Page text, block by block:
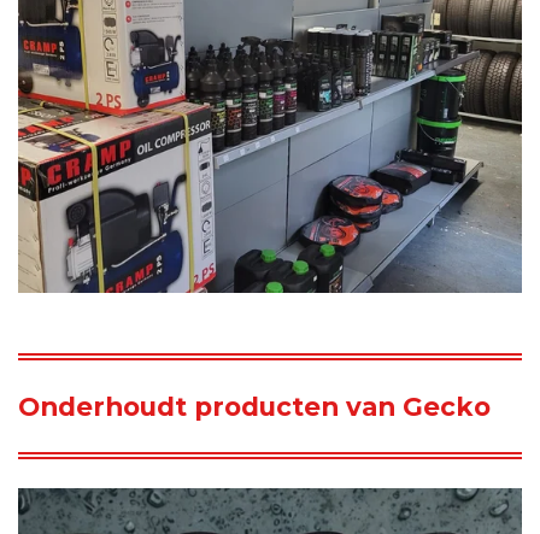
Onderhoudt producten van Gecko